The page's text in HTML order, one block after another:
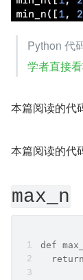
Python 代
学者直接
本篇阅读的代
本篇阅读的代
max_n
def